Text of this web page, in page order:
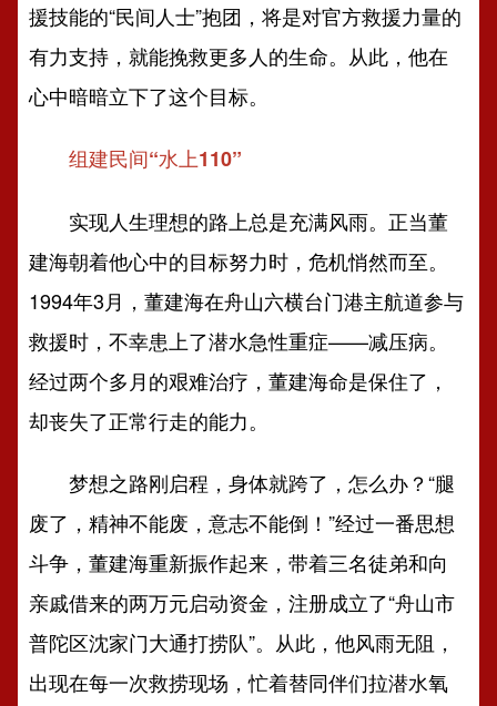
援技能的“民间人士”抱团，将是对官方救援力量的
有力支持，就能挽救更多人的生命。从此，他在
心中暗暗立下了这个目标。
组建民间“水上110”
实现人生理想的路上总是充满风雨。正当董
建海朝着他心中的目标努力时，危机悄然而至。
1994年3月，董建海在舟山六横台门港主航道参与
救援时，不幸患上了潜水急性重症——减压病。
经过两个多月的艰难治疗，董建海命是保住了，
却丧失了正常行走的能力。
梦想之路刚启程，身体就跨了，怎么办？“腿
废了，精神不能废，意志不能倒！”经过一番思想
斗争，董建海重新振作起来，带着三名徒弟和向
亲戚借来的两万元启动资金，注册成立了“舟山市
普陀区沈家门大通打捞队”。从此，他风雨无阻，
出现在每一次救捞现场，忙着替同伴们拉潜水氧